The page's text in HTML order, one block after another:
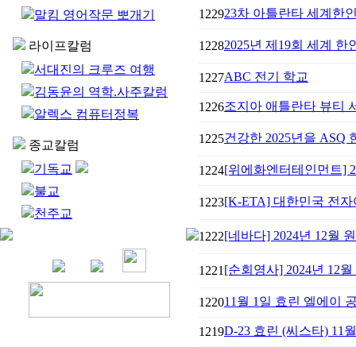
말킴 영어작문 뽀개기
라이프칼럼
서대진의 크루즈 여행
김동윤의 역학.사주칼럼
알렉스 컴퓨터정복
종교칼럼
기독교
불교
천주교
122923차 아틀란타 세계한
12282025년 제19회 세계 한
1227ABC 전기 학교
1226조지아 애틀란타 뷰티
1225건강한 2025년을 ASQ
1224[위에화엔터테인먼트]
1223[K-ETA] 대한민국 전자
1222[네바다] 2024년 12월
1221 [순회영사] 2024년 12
122011월 1일 효린 엘에이
1219D-23 효린 (씨스타) 11